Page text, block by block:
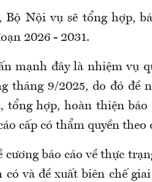
Bộ Nội vụ sẽ tổng hợp,
2026 - 2031.
mạnh đây là nhiệm vụ
tháng 9/2025, do đó đề
tổng hợp, hoàn thiện
cấp có thẩm quyền theo
báo cáo về thực
có và đề xuất biên chế